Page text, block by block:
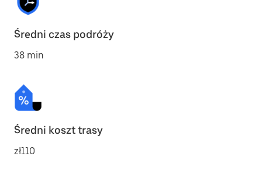
Średni czas podróży
38 min
Średni koszt trasy
zł110